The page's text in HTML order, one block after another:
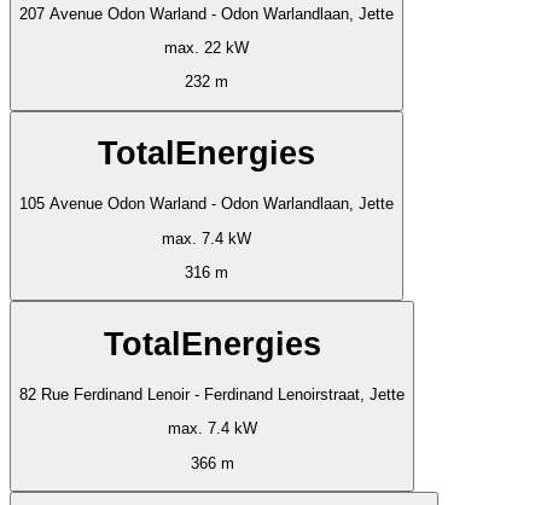
207 Avenue Odon Warland - Odon Warlandlaan, Jette
max. 22 kW
232 m
TotalEnergies
105 Avenue Odon Warland - Odon Warlandlaan, Jette
max. 7.4 kW
316 m
TotalEnergies
82 Rue Ferdinand Lenoir - Ferdinand Lenoirstraat, Jette
max. 7.4 kW
366 m